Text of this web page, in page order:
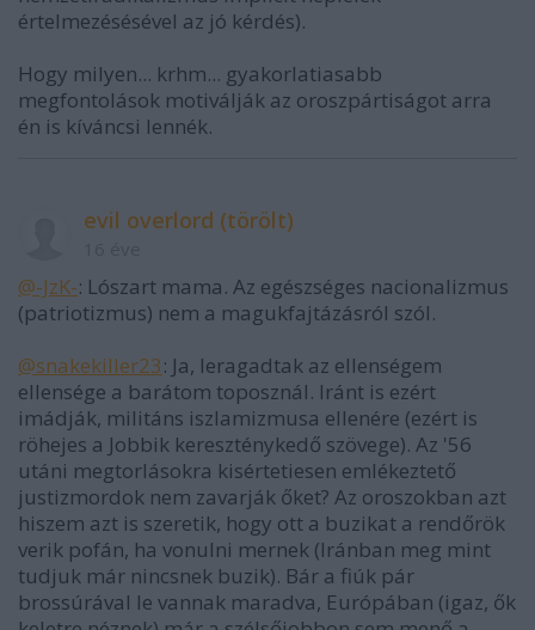
értelmezésésével az jó kérdés).
Hogy milyen... krhm... gyakorlatiasabb
megfontolások motiválják az oroszpártiságot arra
én is kíváncsi lennék.
evil overlord (törölt)
@-JzK-: Lószart mama. Az egészséges nacionalizmus
(patriotizmus) nem a magukfajtázásról szól.
@snakekiller23: Ja, leragadtak az ellenségem
ellensége a barátom toposznál. Iránt is ezért
imádják, militáns iszlamizmusa ellenére (ezért is
röhejes a Jobbik kereszténykedő szövege). Az '56
utáni megtorlásokra kisértetiesen emlékeztető
justizmordok nem zavarják őket? Az oroszokban azt
hiszem azt is szeretik, hogy ott a buzikat a rendőrök
verik pofán, ha vonulni mernek (Iránban meg mint
tudjuk már nincsnek buzik). Bár a fiúk pár
brossúrával le vannak maradva, Európában (igaz, ők